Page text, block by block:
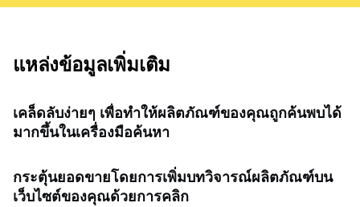
แหล่งข้อมูลเพิ่มเติม
เคล็ดลับง่ายๆ เพื่อทำให้ผลิตภัณฑ์ของคุณถูกค้นพบได้
มากขึ้นในเครื่องมือค้นหา
กระตุ้นยอดขายโดยการเพิ่มบทวิจารณ์ผลิตภัณฑ์บน
เว็บไซต์ของคุณด้วยการคลิก